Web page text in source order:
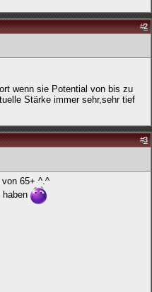
#2
wenn sie Potential von bis zu
Stärke immer sehr,sehr tief
#3
von 65+ ^.^
haben